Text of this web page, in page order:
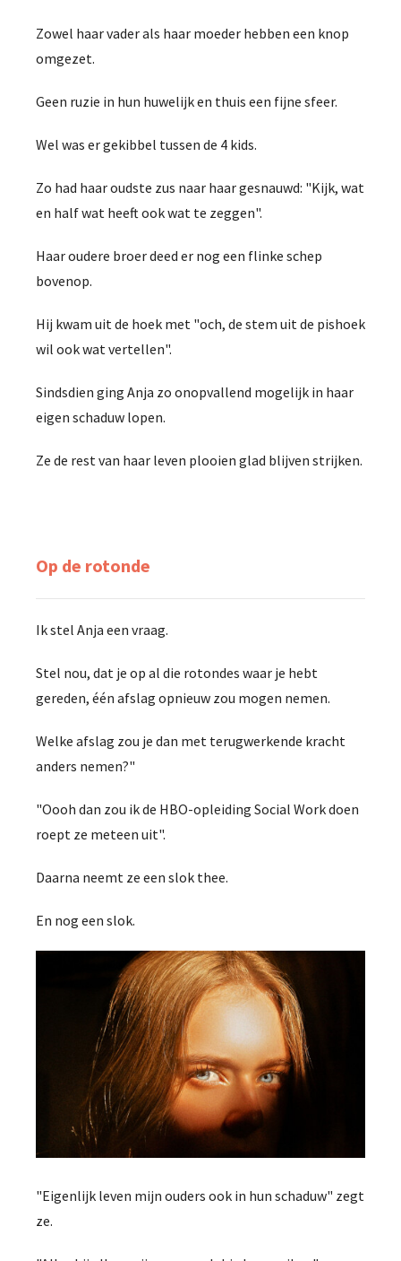
Zowel haar vader als haar moeder hebben een knop
omgezet.
Geen ruzie in hun huwelijk en thuis een fijne sfeer.
Wel was er gekibbel tussen de 4 kids.
Zo had haar oudste zus naar haar gesnauwd: "Kijk, wat
en half wat heeft ook wat te zeggen".
Haar oudere broer deed er nog een flinke schep
bovenop.
Hij kwam uit de hoek met "och, de stem uit de pishoek
wil ook wat vertellen".
Sindsdien ging Anja zo onopvallend mogelijk in haar
eigen schaduw lopen.
Ze de rest van haar leven plooien glad blijven strijken.
Op de rotonde
Ik stel Anja een vraag.
Stel nou, dat je op al die rotondes waar je hebt
gereden, één afslag opnieuw zou mogen nemen.
Welke afslag zou je dan met terugwerkende kracht
anders nemen?"
"Oooh dan zou ik de HBO-opleiding Social Work doen
roept ze meteen uit".
Daarna neemt ze een slok thee.
En nog een slok.
"Eigenlijk leven mijn ouders ook in hun schaduw" zegt
ze.